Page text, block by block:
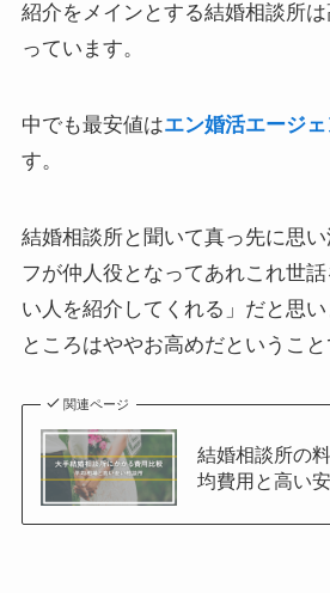
紹介をメインとする結婚相談所
っています。
中でも最安値はエン婚活エージェ
す。
結婚相談所と聞いて真っ先に思
フが仲人役となってあれこれ世
い人を紹介してくれる」だと思
ところはややお高めだということ
関連ページ
結婚相談所の
均費用と高い